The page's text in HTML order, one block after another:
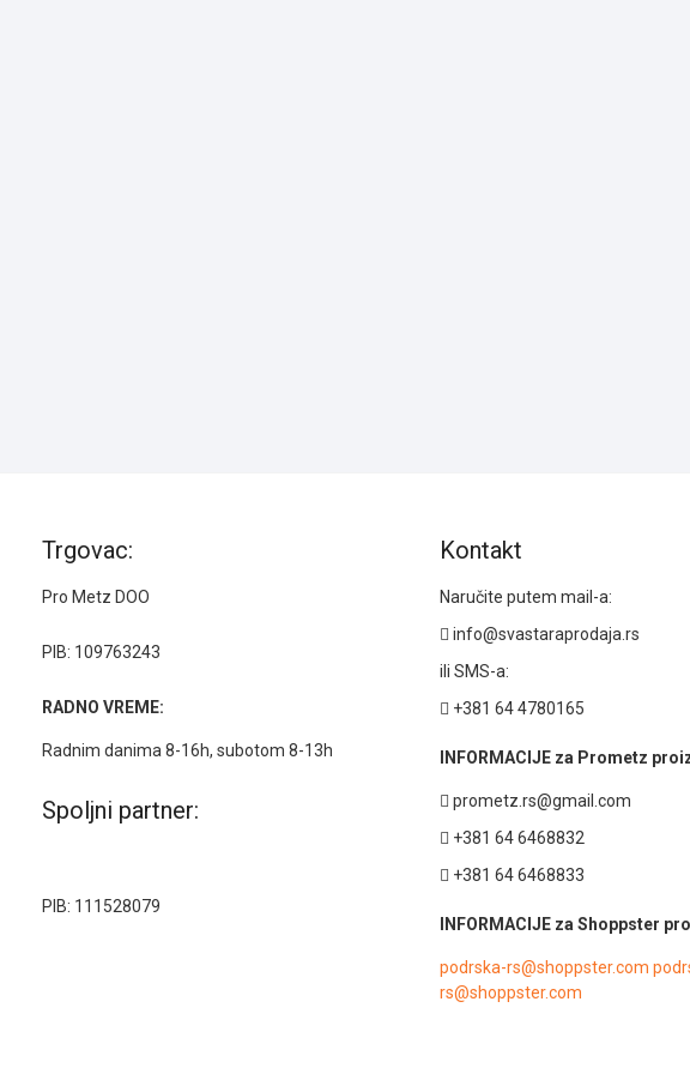
Trgovac:
Pro Metz DOO
PIB: 109763243
RADNO VREME:
Radnim danima 8-16h, subotom 8-13h
Spoljni partner:
PIB: 111528079
Kontakt
Naručite putem mail-a:
info@svastaraprodaja.rs
ili SMS-a:
+381 64 4780165
INFORMACIJE za Prometz
prometz.rs@gmail.com
+381 64 6468832
+381 64 6468833
INFORMACIJE za Shoppster
podrska-rs@shoppster.com
rs@shoppster.com